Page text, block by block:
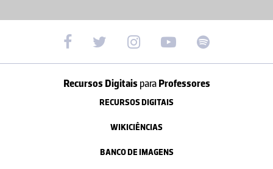
Recursos Digitais paraProfessores
RECURSOS DIGITAIS
WIKICIÊNCIAS
BANCO DE IMAGENS